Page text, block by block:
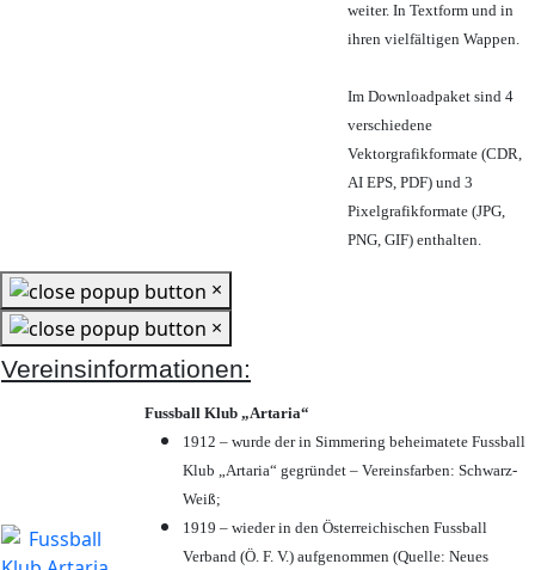
weiter. In Textform und in
ihren vielfältigen Wappen.
Im Downloadpaket sind 4
verschiedene
Vektorgrafikformate (CDR,
AI EPS, PDF) und 3
Pixelgrafikformate (JPG,
PNG, GIF) enthalten.
×
×
Vereinsinformationen:
Fussball Klub „Artaria“
1912 – wurde der in Simmering beheimatete Fussball
Klub „Artaria“ gegründet – Vereinsfarben: Schwarz-
Weiß;
1919 – wieder in den Österreichischen Fussball
Verband (Ö. F. V.) aufgenommen (Quelle: Neues